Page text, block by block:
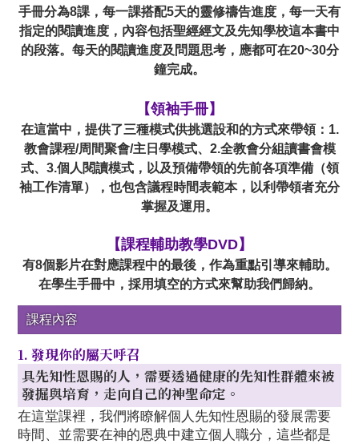
手冊分為8課，每一課搭配5天的靈修禱告進度，每一天有
指定的閱讀進度，內容包括聖經經文及先知學校這本書中
的段落。每天的閱讀進度及問題思考，應都可在20~30分
鐘完成。
【領袖手冊】
在這當中，提供了三種模式供挑選設和的方式來帶領：1.
教會課程/周間聚會/主日學模式、2.全教會分組讀書會模
式、3.個人閱讀模式，以及預備帶領的先前各項準備（領
袖工作清單），也包含議程時間表範本，以利帶領者充分
掌握及運用。
【課程輔助教學DVD】
有8個影片在對應課程中的最後，作為重點引導來輔助。
在學生手冊中，採用填空的方式來幫助我們歸納。
課程內容
1. 發現你的屬天呼召
具先知性恩賜的人，需要透過健康的先知性群體來被
發掘與培育，走向自己的神聖命定。
在這堂課裡，我們將瞭解個人先知性恩賜的發展需要
時間、並需要在神的恩典中建立個人職分，這些都是